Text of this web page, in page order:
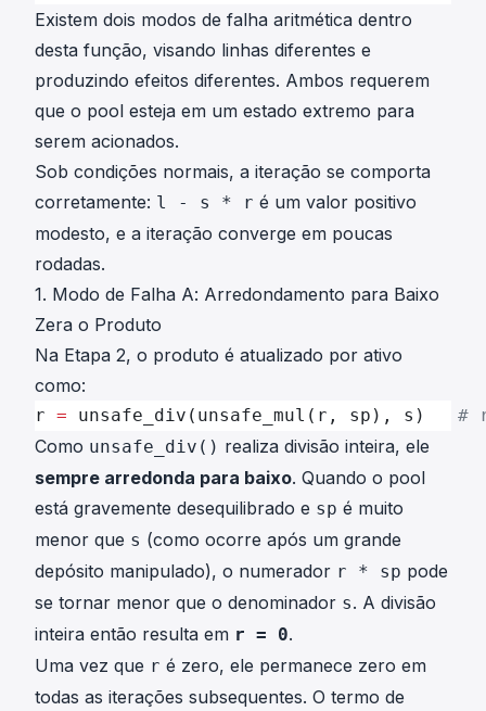
o
Existem dois modos de falha aritmética dentro
desta função, visando linhas diferentes e
produzindo efeitos diferentes. Ambos requerem
que o pool esteja em um estado extremo para
serem acionados.
Sob condições normais, a iteração se comporta
corretamente: l - s * r é um valor positivo
modesto, e a iteração converge em poucas
rodadas.
1. Modo de Falha A: Arredondamento para Baixo
Zera o Produto
Na Etapa 2, o produto é atualizado por ativo
como:
r = unsafe_div(unsafe_mul(r, sp), s) #
Como unsafe_div() realiza divisão inteira, ele
sempre arredonda para baixo. Quando o pool
está gravemente desequilibrado e sp é muito
menor que s (como ocorre após um grande
depósito manipulado), o numerador r * sp pode
se tornar menor que o denominador s. A divisão
inteira então resulta em r = 0.
Uma vez que r é zero, ele permanece zero em
todas as iterações subsequentes. O termo de